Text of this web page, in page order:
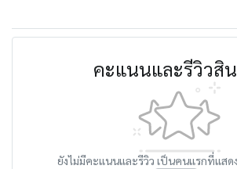
คะแนนและรีวิวสิ
ยังไม่มีคะแนนและรีวิว เป็นคนแรกที่แสด